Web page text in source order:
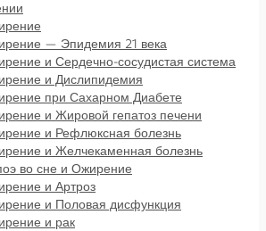
— Эпидемия 21 века
и Сердечно-сосудистая система
и Дислипидемия
при Сахарном Диабете
и Жировой гепатоз печени
и Рефлюксная болезнь
и Желчекаменная болезнь
во сне и Ожирение
и Артроз
и Половая дисфункция
и рак